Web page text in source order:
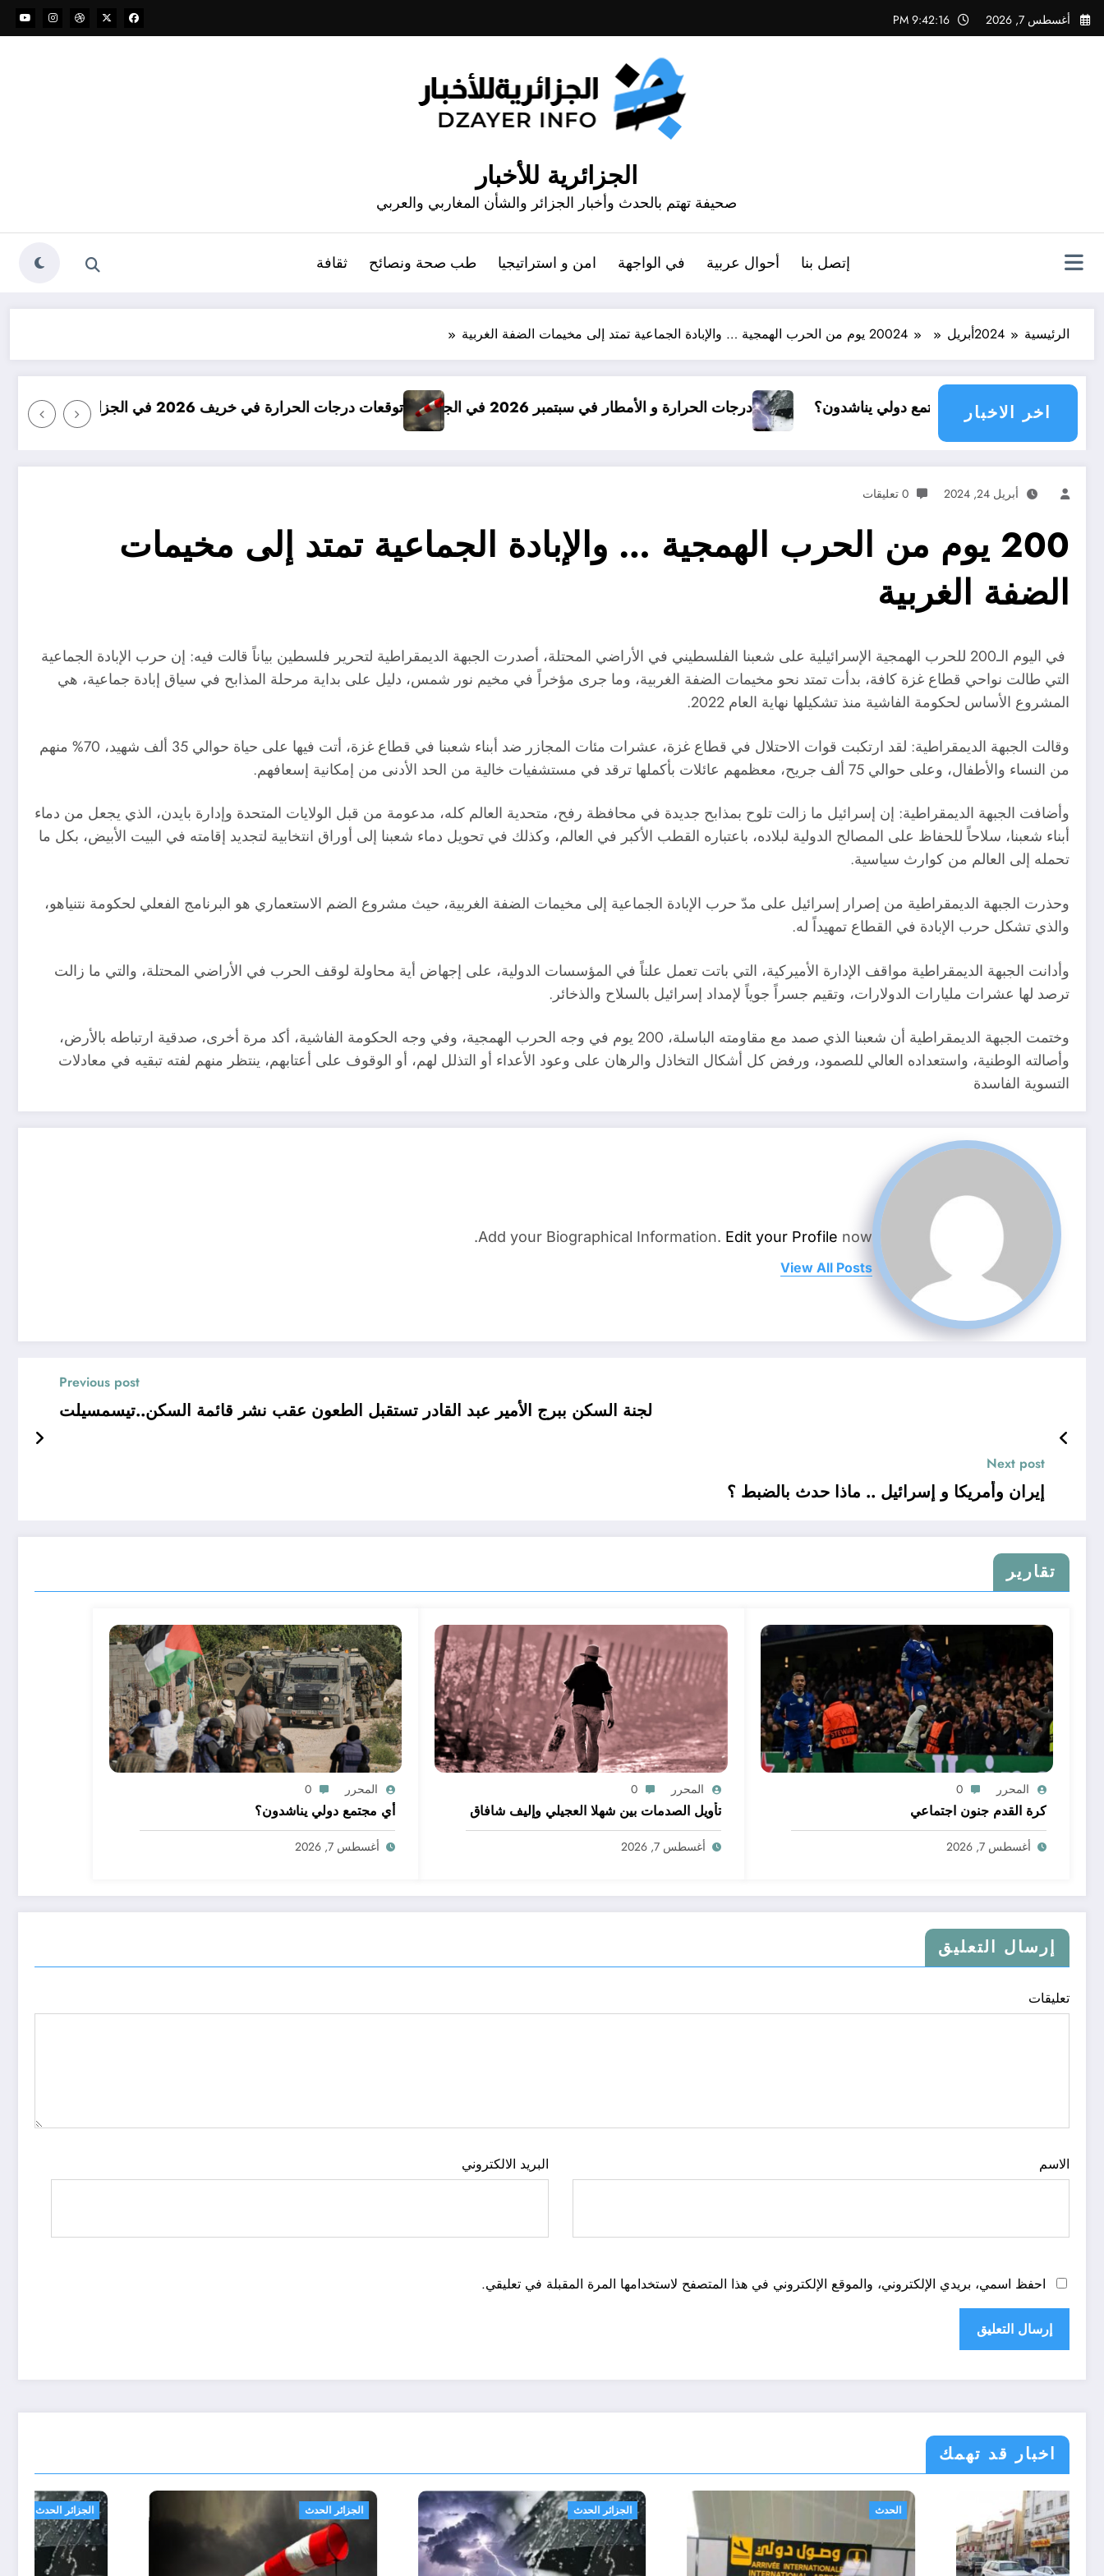
التجاوز
إلى
أغسطس 7, 2026 9:42:17 PM
الجزائرية للأخبار
صحيفة تهتم بالحدث وأخبار الجزائر والشأن المغاربي والعربي
إتصل بنا أحوال عربية في الواجهة امن و استراتيجيا طب صحة ونصائح ثقافة
الرئيسية 2024أبريل 24200 يوم من الحرب الهمجية … والإبادة الجماعية تمتد إلى مخيمات الضفة الغربية
اخر الاخبار
أي مجتمع دولي يناشدون؟ درجات الحرارة و الأمطار في سبتمبر 2026 في الجزائر توقعات درجات الحرارة في خريف 2026 في الجزائر امطار بكميات كبيرة جدا
أبريل 24, 2024 0 تعليقات
200 يوم من الحرب الهمجية … والإبادة الجماعية تمتد إلى مخيمات
الضفة الغربية
في اليوم الـ200 للحرب الهمجية الإسرائيلية على شعبنا الفلسطيني في الأراضي المحتلة، أصدرت الجبهة الديمقراطية لتحرير فلسطين بياناً قالت فيه: إن حرب الإبادة الجماعية
التي طالت نواحي قطاع غزة كافة، بدأت تمتد نحو مخيمات الضفة الغربية، وما جرى مؤخراً في مخيم نور شمس، دليل على بداية مرحلة المذابح في سياق إبادة جماعية، هي
المشروع الأساس لحكومة الفاشية منذ تشكيلها نهاية العام 2022.
وقالت الجبهة الديمقراطية: لقد ارتكبت قوات الاحتلال في قطاع غزة، عشرات مئات المجازر ضد أبناء شعبنا في قطاع غزة، أتت فيها على حياة حوالي 35 ألف شهيد، 70% منهم
من النساء والأطفال، وعلى حوالي 75 ألف جريح، معظمهم عائلات بأكملها ترقد في مستشفيات خالية من الحد الأدنى من إمكانية إسعافهم.
وأضافت الجبهة الديمقراطية: إن إسرائيل ما زالت تلوح بمذابح جديدة في محافظة رفح، متحدية العالم كله، مدعومة من قبل الولايات المتحدة وإدارة بايدن، الذي يجعل من دماء
أبناء شعبنا، سلاحاً للحفاظ على المصالح الدولية لبلاده، باعتباره القطب الأكبر في العالم، وكذلك في تحويل دماء شعبنا إلى أوراق انتخابية لتجديد إقامته في البيت الأبيض، بكل ما
تحمله إلى العالم من كوارث سياسية.
وحذرت الجبهة الديمقراطية من إصرار إسرائيل على مدّ حرب الإبادة الجماعية إلى مخيمات الضفة الغربية، حيث مشروع الضم الاستعماري هو البرنامج الفعلي لحكومة نتنياهو،
والذي تشكل حرب الإبادة في القطاع تمهيداً له.
وأدانت الجبهة الديمقراطية مواقف الإدارة الأميركية، التي باتت تعمل علناً في المؤسسات الدولية، على إجهاض أية محاولة لوقف الحرب في الأراضي المحتلة، والتي ما زالت
ترصد لها عشرات مليارات الدولارات، وتقيم جسراً جوياً لإمداد إسرائيل بالسلاح والذخائر.
وختمت الجبهة الديمقراطية أن شعبنا الذي صمد مع مقاومته الباسلة، 200 يوم في وجه الحرب الهمجية، وفي وجه الحكومة الفاشية، أكد مرة أخرى، صدقية ارتباطه بالأرض،
وأصالته الوطنية، واستعداده العالي للصمود، ورفض كل أشكال التخاذل والرهان على وعود الأعداء أو التذلل لهم، أو الوقوف على أعتابهم، ينتظر منهم لفته تبقيه في معادلات
التسوية الفاسدة
Add your Biographical Information. Edit your Profile now.
View All Posts
Previous post
لجنة السكن ببرج الأمير عبد القادر تستقبل الطعون عقب نشر قائمة السكن..تيسمسيلت
Next post
إيران وأمريكا و إسرائيل .. ماذا حدث بالضبط ؟
تقارير
المحرر 0
كرة القدم جنون اجتماعي
أغسطس 7, 2026
المحرر 0
تأويل الصدمات بين شهلا العجيلي وإليف شافاق
أغسطس 7, 2026
المحرر 0
أي مجتمع دولي يناشدون؟
أغسطس 7, 2026
إرسال التعليق
تعليقات
الاسم البريد الالكتروني
احفظ اسمي، بريدي الإلكتروني، والموقع الإلكتروني في هذا المتصفح لاستخدامها المرة المقبلة في تعليقي.
اخبار قد تهمك
الجزائر الحدث أحوال عربية